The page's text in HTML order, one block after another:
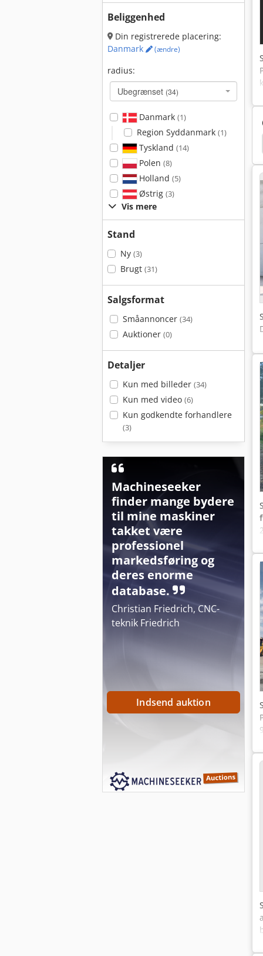
Beliggenhed
Din registrerede placering:
Danmark
(ændre)
radius:
Ubegrænset (34)
Danmark (1)
Region Syddanmark (1)
Tyskland (14)
Polen (8)
Holland (5)
Østrig (3)
Vis mere
Stand
Ny (3)
Brugt (31)
Salgsformat
Småannoncer (34)
Auktioner (0)
Detaljer
Kun med billeder (34)
Kun med video (6)
Kun godkendte forhandlere
(3)
Machineseeker
finder mange bydere
til mine maskiner
takket være
professionel
markedsføring og
deres enorme
database.
Christian Friedrich, CNC-
teknik Friedrich
Indsend auktion
Hyundai Minigraver